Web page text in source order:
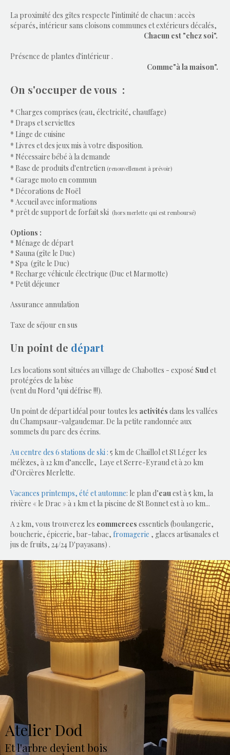
La proximité des gîtes respecte l’intimité de chacun : accès
séparés, intérieur sans cloisons communes et extérieurs décalés,
Chacun est "chez soi".
Présence de plantes d'intérieur .
Comme"à la maison".
On s'occuper de vous :
* Charges comprises (eau, électricité, chauffage)
* Draps et serviettes
* Linge de cuisine
* Livres et des jeux mis à votre disposition.
* Nécessaire bébé à la demande
* Base de produits d'entretien (renouvellement à prévoir)
* Garage moto en commun
* Décorations de Noël
* Accueil avec informations
* prêt de support de forfait ski (hors merlette qui est remboursé)
Options :
* Ménage de départ
* Sauna (gîte le Duc)
* Spa (gîte le Duc)
* Recharge véhicule électrique (Duc et Marmotte)
* Petit déjeuner
Assurance annulation
Taxe de séjour en sus
Un point de départ
Les locations sont situées au village de Chabottes - exposé Sud et
protégées de la bise
(vent du Nord "qui défrise !!!).
Un point de départ idéal pour toutes les activités dans les vallées
du Champsaur-valgaudemar. De la petite randonnée aux
sommets du parc des écrins.
Au centre des 6 stations de ski : 5 km de Chaillol et St Léger les
mélèzes, à 12 km d’ancelle, Laye et Serre-Eyraud et à 20 km
d’Orcières Merlette.
Vacances printemps, été et automne: le plan d’eau est à 5 km, la
rivière « le Drac » à 1 km et la piscine de St Bonnet est à 10 km...
A 2 km, vous trouverez les commerces essentiels (boulangerie,
boucherie, épicerie, bar-tabac, fromagerie , glaces artisanales et
jus de fruits, 24/24 D'payasans) .
Atelier Dod
Et l'arbre devient bois